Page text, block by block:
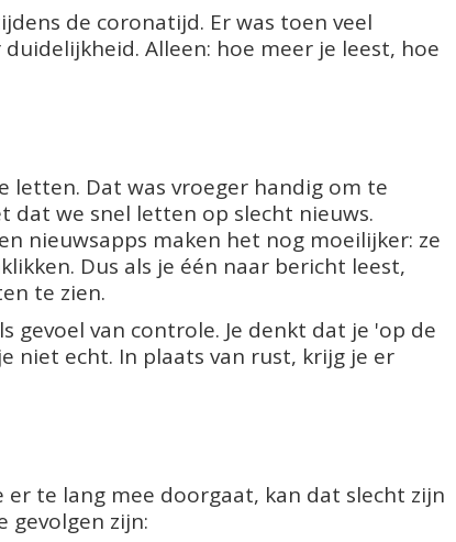
de coronatijd. Er was toen veel
Alleen: hoe meer je leest, hoe
letten. Dat was vroeger handig om te
dat we snel letten op slecht nieuws.
nieuwsapps maken het nog moeilijker: ze
Dus als je één naar bericht leest,
te zien.
gevoel van controle. Je denkt dat je 'op de
niet echt. In plaats van rust, krijg je er
er te lang mee doorgaat, kan dat slecht zijn
gevolgen zijn: